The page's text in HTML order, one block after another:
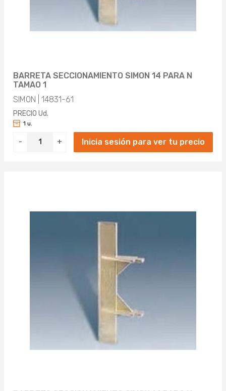
BARRETA SECCIONAMIENTO SIMON 14 PARA N
TAMAO 1
SIMON | 14831-61
PRECIO Ud.
- +
1 u.
Inicia sesión para ver tu precio